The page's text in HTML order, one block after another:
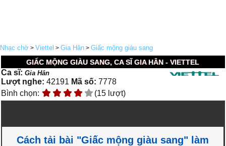
Nhạc chờ > Viettel > Gia Hân > Giấc mộng giàu sang
GIẤC MỘNG GIÀU SANG, CA SĨ GIA HÂN - VIETTEL
Ca sĩ:Gia Hân
Lượt nghe: 42191 Mã số: 7778
Bình chọn:
(15 lượt)
Cách tải bài "Giấc mộng giàu sang" làm